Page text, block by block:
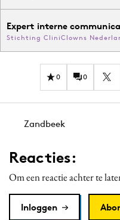
Expert interne
Stichting CliniClowns
0 0
Zandbeek
Reacties:
Om een reactie achter te
Inloggen